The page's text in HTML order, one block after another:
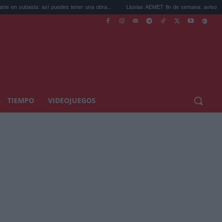
así puedes tener una obra... Lluvias AEMET fin de semana: avisos por
TIEMPO VIDEOJUEGOS